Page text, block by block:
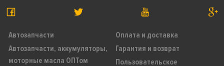
Автозапчасти
Автозапчасти, аккумуляторы,
моторные масла ОПТом
Оплата и доставка
Гарантия и возврат
Пользовательское